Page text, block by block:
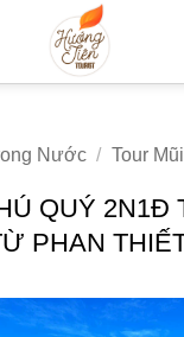
Nước / Tour
QUÝ 2N1Đ
PHAN